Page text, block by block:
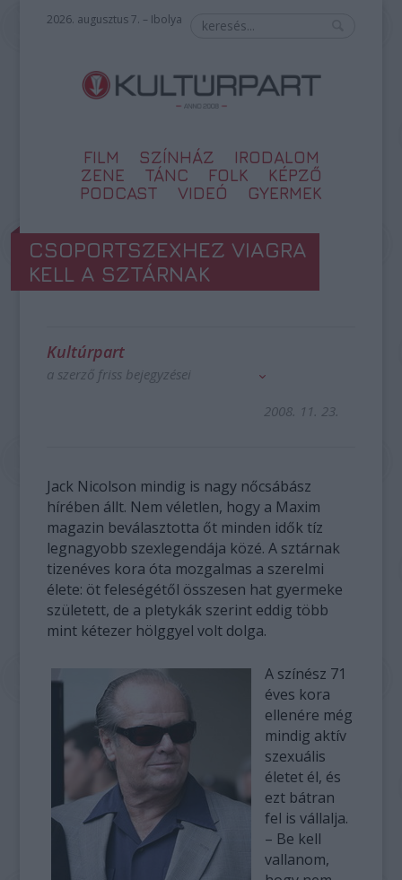
2026. augusztus 7. – Ibolya
FILM SZÍNHÁZ
IRODALOM
ZENE
TÁNC FOLK
KÉPZŐ
PODCAST
VIDEÓ GYERMEK
CSOPORTSZEXHEZ VIAGRA
KELL A SZTÁRNAK
Kultúrpart
a szerző friss bejegyzései
2008. 11. 23.
Jack Nicolson mindig is nagy nőcsábász
hírében állt. Nem véletlen, hogy a Maxim
magazin beválasztotta őt minden idők tíz
legnagyobb szexlegendája közé. A sztárnak
tizenéves kora óta mozgalmas a szerelmi
élete: öt feleségétől összesen hat gyermeke
született, de a pletykák szerint eddig több
mint kétezer hölggyel volt dolga.
A színész 71
éves kora
ellenére még
mindig aktív
szexuális
életet él, és
ezt bátran
fel is vállalja.
– Be kell
vallanom,